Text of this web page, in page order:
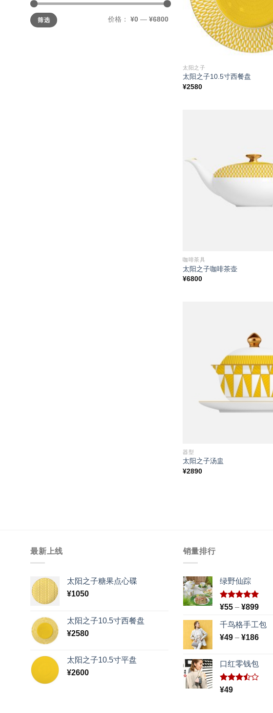
最
低
价
最
高
价
筛选 价格： ¥0— ¥6800
太阳之子
太阳之子10.5寸西餐盘
¥2580
咖啡茶具
太阳之子咖啡茶壶
¥6800
器型
太阳之子汤盅
¥2890
最新上线
太阳之子糖果点心碟
¥1050
太阳之子10.5寸西餐盘
¥2580
太阳之子10.5寸平盘
¥2600
销量排行
绿野仙踪
评分5.00
¥55 – ¥899价
范
围：
¥899
千鸟格手工包
¥49 – ¥186价
围：
¥49
口红零钱包
评分
¥49